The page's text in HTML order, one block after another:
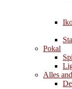
Pokal
Alles